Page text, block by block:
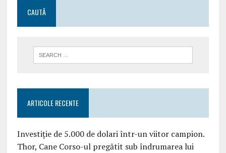
CAUTĂ
ARTICOLE RECENTE
Investiție de 5.000 de dolari într-un viitor campion.
Thor, Cane Corso-ul pregătit sub îndrumarea lui